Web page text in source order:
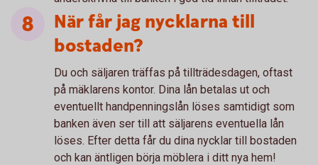
När får jag nycklarna till
bostaden?
Du och säljaren träffas på tillträdesdagen, oftast
på mäklarens kontor. Dina lån betalas ut och
eventuellt handpenningslån löses samtidigt som
banken även ser till att säljarens eventuella lån
löses. Efter detta får du dina nycklar till bostaden
och kan äntligen börja möblera i ditt nya hem!